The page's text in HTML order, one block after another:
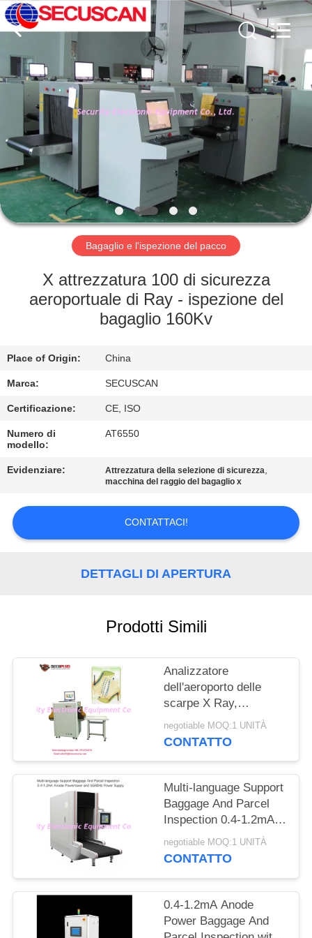
CASA
PRODOTTI
CIRCA
NOI
GIRO
FABBRICA
CONTROLLO
QUALITÀ
CONTATTICI
NOTIZIE
CITAZIONE
PRIVACY
POLICY
SHENZHEN
SECURITY
ELECTRONIC
EQUIPMENT
Rights
Reserved.
Bagaglio e l'ispezione del pacco
X attrezzatura 100 di sicurezza
aeroportuale di Ray - ispezione del
bagaglio 160Kv
Place of Origin: China
Marca: SECUSCAN
Certificazione: CE, ISO
Numero di
modello:
AT6550
Evidenziare: Attrezzatura della selezione di sicurezza,
macchina del raggio del bagaglio x
CONTATTACI!
DETTAGLI DI APERTURA
Prodotti Simili
Analizzatore
dell'aeroporto delle
scarpe X Ray,
attrezzatura di
scansione di sicurezza
negotiable MOQ:1 UNITÀ
CONTATTO
Multi-language Support
Baggage And Parcel
Inspection 0.4-1.2mA
Anode Power and
50/60Hz Power Supply
negotiable MOQ:1 UNITÀ
CONTATTO
0.4-1.2mA Anode
Power Baggage And